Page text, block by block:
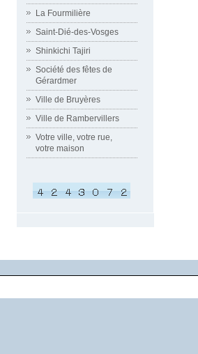
La Fourmilière
Saint-Dié-des-Vosges
Shinkichi Tajiri
Société des fêtes de
Gérardmer
Ville de Bruyères
Ville de Rambervillers
Votre ville, votre rue,
votre maison